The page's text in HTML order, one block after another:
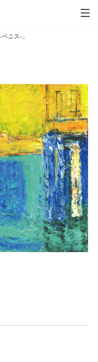
作家
作品一覧
カタログ
スケジュール
会社案内
ニス-」